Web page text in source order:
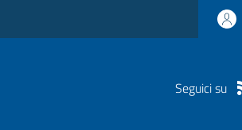
Seguici su